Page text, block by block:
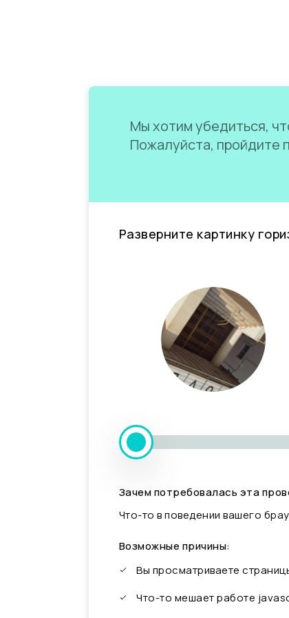
Мы хотим убедиться,
Пожалуйста, пройдите
Разверните картинку
Зачем потребовалась эта
Что-то в поведении вашего
Возможные причины:
Вы просматриваете
Что-то мешает работе